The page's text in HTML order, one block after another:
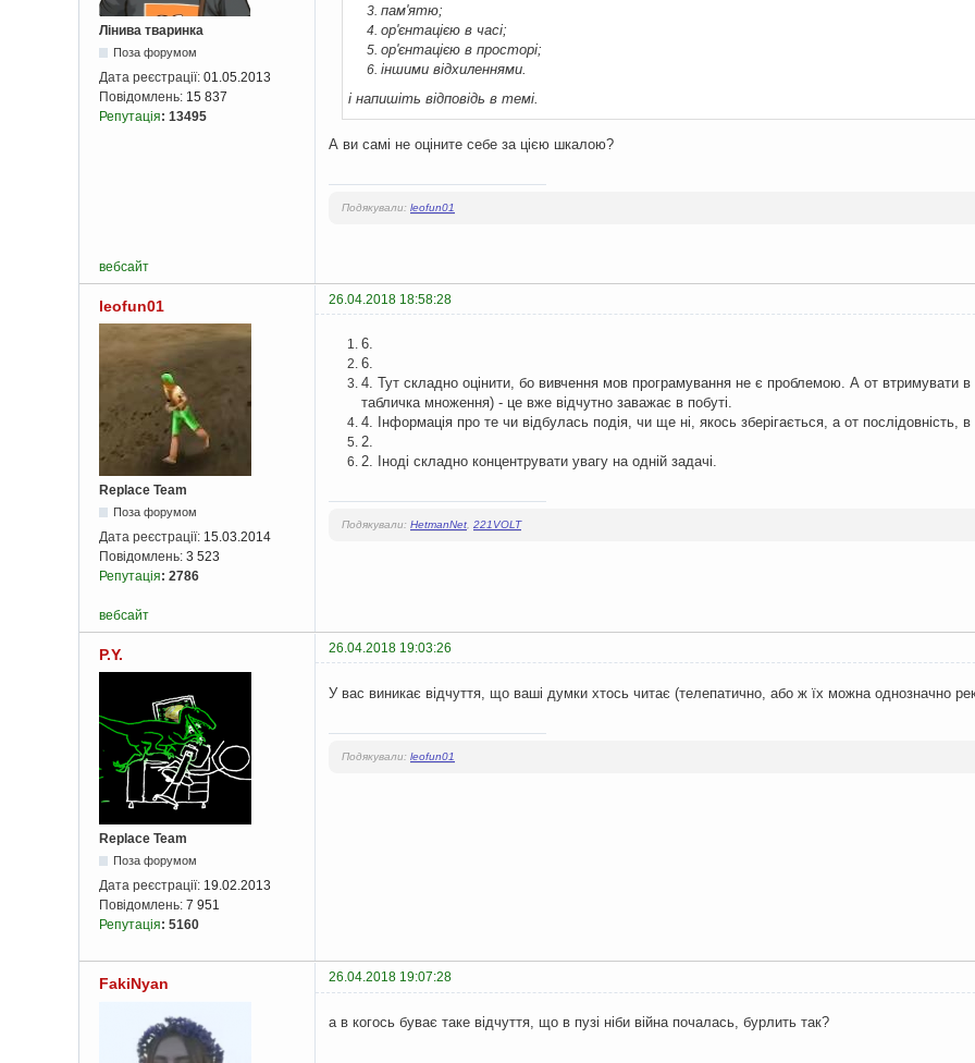
Лінива тваринка
Поза форумом
Дата реєстрації: 01.05.2013
Повідомлень: 15 837
Репутація: 13495
пам'ятю;
ор'єнтацією в часі;
ор'єнтацією в просторі;
іншими відхиленнями.
і напишіть відповідь в темі.
А ви самі не оціните себе за цією шкалою?
Подякували: leofun01
вебсайт
leofun01 26.04.2018 18:58:28
Replace Team
Поза форумом
Дата реєстрації: 15.03.2014
Повідомлень: 3 523
Репутація: 2786
6.
6.
4. Тут складно оцінити, бо вивчення мов програмування не є проблемою. А от втримувати в
табличка множення) - це вже відчутно заважає в побуті.
4. Інформація про те чи відбулась подія, чи ще ні, якось зберігається, а от послідовність, в
2.
2. Іноді складно концентрувати увагу на одній задачі.
Подякували: HetmanNet 221VOLT
вебсайт
P.Y. 26.04.2018 19:03:26
Replace Team
Поза форумом
Дата реєстрації: 19.02.2013
Повідомлень: 7 951
Репутація: 5160
У вас виникає відчуття, що ваші думки хтось читає (телепатично, або ж їх можна однозначно
Подякували: leofun01
FakiNyan 26.04.2018 19:07:28
а в когось буває таке відчуття, що в пузі ніби війна почалась, бурлить так?